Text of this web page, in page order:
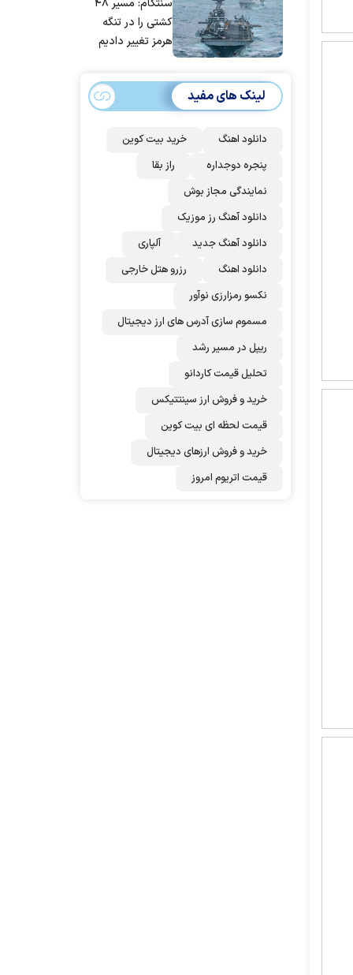
مردم ایران استسنتکام: مسیر ۴۸
کشتی را در تنگه
هرمز تغییر دادیم
لینک های مفید
دانلود اهنگ
خرید بیت کوین
پنجره دوجداره
راز بقا
نمایندگی مجاز بوش
دانلود آهنگ رز‌ موزیک
دانلود آهنگ جدید
آلپاری
دانلود اهنگ
رزرو هتل خارجی
نکسو رمزارزی نوآور
مسموم سازی آدرس های ارز دیجیتال
ریپل در مسیر رشد
تحلیل قیمت کاردانو
خرید و فروش ارز سینتتیکس
قیمت لحظه ای بیت کوین
خرید و فروش ارزهای دیجیتال
قیمت اتریوم امروز